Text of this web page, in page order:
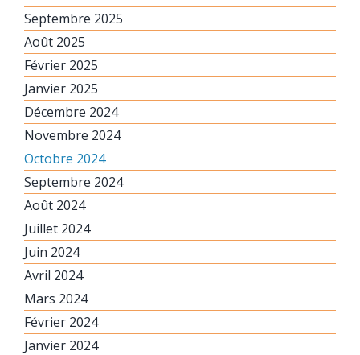
Septembre 2025
Août 2025
Février 2025
Janvier 2025
Décembre 2024
Novembre 2024
Octobre 2024
Septembre 2024
Août 2024
Juillet 2024
Juin 2024
Avril 2024
Mars 2024
Février 2024
Janvier 2024